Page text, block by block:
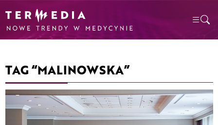
TAG “MALINOWSKA”